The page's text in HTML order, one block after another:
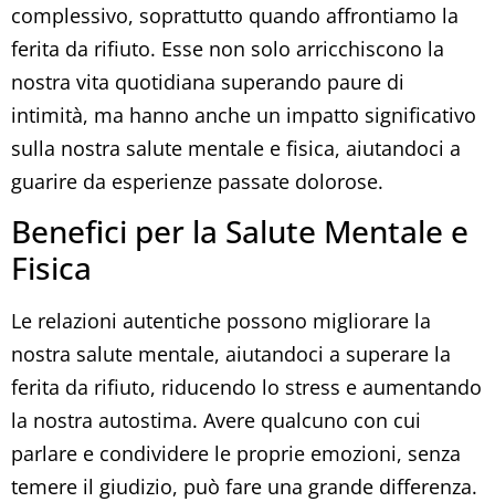
complessivo, soprattutto quando affrontiamo la
ferita da rifiuto. Esse non solo arricchiscono la
nostra vita quotidiana superando paure di
intimità, ma hanno anche un impatto significativo
sulla nostra salute mentale e fisica, aiutandoci a
guarire da esperienze passate dolorose.
Benefici per la Salute Mentale e
Fisica
Le relazioni autentiche possono migliorare la
nostra salute mentale, aiutandoci a superare la
ferita da rifiuto, riducendo lo stress e aumentando
la nostra autostima. Avere qualcuno con cui
parlare e condividere le proprie emozioni, senza
temere il giudizio, può fare una grande differenza.